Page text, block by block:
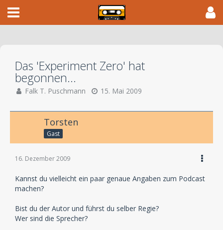
Das 'Experiment Zero' hat
begonnen...
Falk T. Puschmann 15. Mai 2009
Torsten
Gast
16. Dezember 2009
Kannst du vielleicht ein paar genaue Angaben zum Podcast
machen?
Bist du der Autor und führst du selber Regie?
Wer sind die Sprecher?